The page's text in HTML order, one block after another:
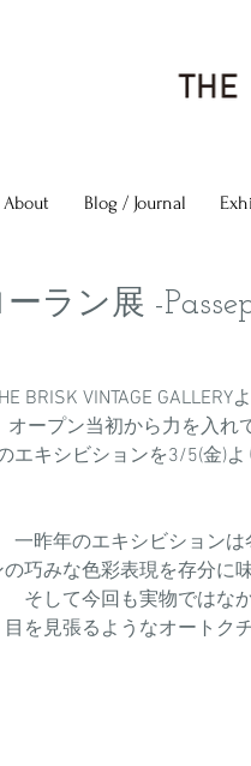
About Blog / Journal
ラン展 -
BRISK VINTAGE
オープン当初から力を入れ
エキシビションを3/5(金)よ
一昨年のエキシビションは
巧みな色彩表現を存分に
そして今回も実物ではな
目を見張るようなオートク